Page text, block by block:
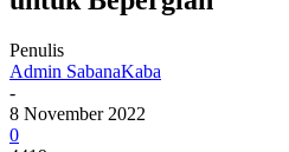
Penulis
Admin SabanaKaba
-
8 November 2022
0